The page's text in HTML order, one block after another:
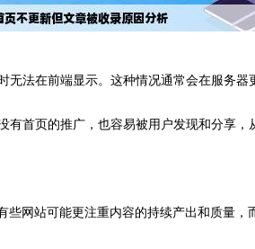
法在前端显示。这种情况通常会在服务器
首页的推广，也容易被用户发现和分享，
网站可能更注重内容的持续产出和质量